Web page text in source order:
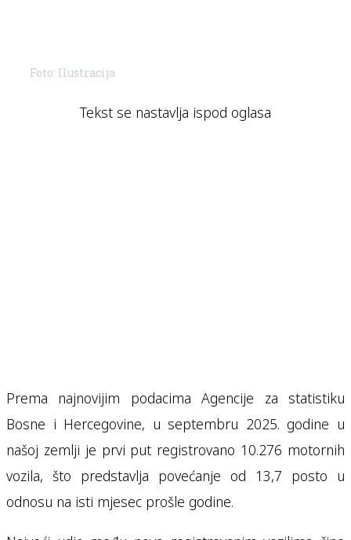
Foto: Ilustracija
Tekst se nastavlja ispod oglasa
Prema najnovijim podacima Agencije za statistiku
Bosne i Hercegovine, u septembru 2025. godine u
našoj zemlji je prvi put registrovano 10.276 motornih
vozila, što predstavlja povećanje od 13,7 posto u
odnosu na isti mjesec prošle godine.